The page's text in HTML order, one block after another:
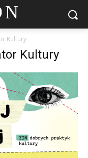
Kultury
Kultury